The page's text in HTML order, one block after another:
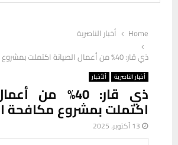
Home
أخبار الناصرية
ذي قار: 40% من أعمال الصيانة اكتملت بمشروع مكافحة التصحّر
أخبار الناصرية ألأخبار
ذي قار: 40% من
اكتملت بمشروع مكافحة
13 أكتوبر، 2025